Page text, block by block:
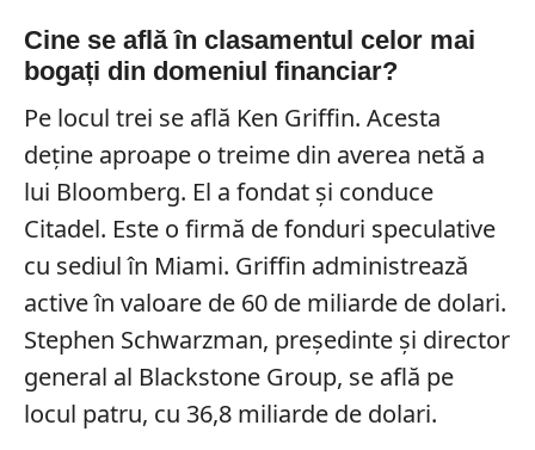
Cine se află în clasamentul celor mai
bogați din domeniul financiar?
Pe locul trei se află Ken Griffin. Acesta
deține aproape o treime din averea netă a
lui Bloomberg. El a fondat și conduce
Citadel. Este o firmă de fonduri speculative
cu sediul în Miami. Griffin administrează
active în valoare de 60 de miliarde de dolari.
Stephen Schwarzman, președinte și director
general al Blackstone Group, se află pe
locul patru, cu 36,8 miliarde de dolari.